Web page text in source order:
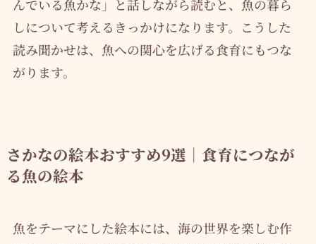
んでいる魚かな」と話しながら読むと、魚の暮ら
しについて考えるきっかけになります。こうした
読み聞かせは、魚への関心を広げる食育にもつな
がります。
さかなの絵本おすすめ9選｜食育につなが
る魚の絵本
魚をテーマにした絵本には、海の世界を楽しむ作